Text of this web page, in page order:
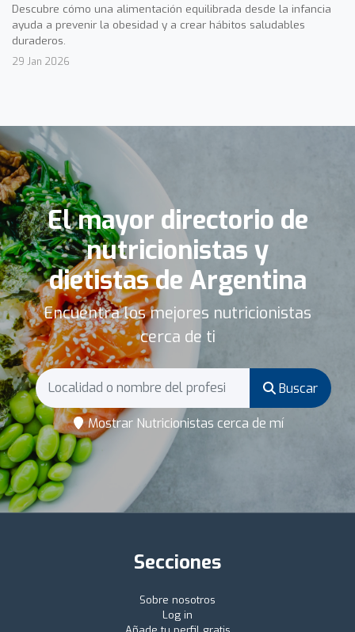
Descubre cómo una alimentación equilibrada desde la infancia
ayuda a prevenir la obesidad y a crear hábitos saludables
duraderos.
29 Jan 2026
El mayor directorio de
nutricionistas y
dietistas de Argentina
Encuentra los mejores nutricionistas
cerca de ti
Buscar
Mostrar Nutricionistas cerca de mí
Secciones
Sobre nosotros
Log in